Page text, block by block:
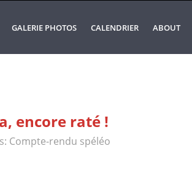
GALERIE PHOTOS CALENDRIER ABOUT
encore raté !
Compte-rendu spéléo